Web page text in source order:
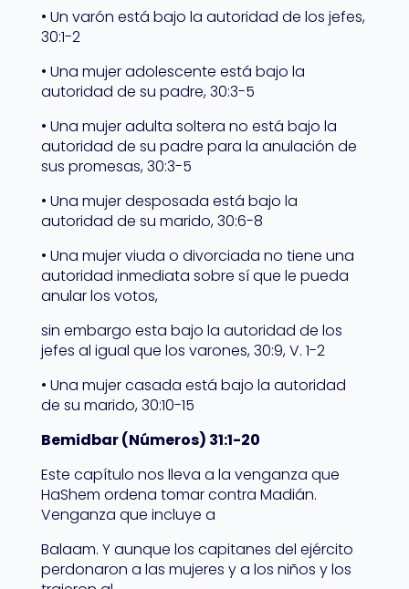
• Un varón está bajo la autoridad de los jefes,
30:1-2
• Una mujer adolescente está bajo la
autoridad de su padre, 30:3-5
• Una mujer adulta soltera no está bajo la
autoridad de su padre para la anulación de
sus promesas, 30:3-5
• Una mujer desposada está bajo la
autoridad de su marido, 30:6-8
• Una mujer viuda o divorciada no tiene una
autoridad inmediata sobre sí que le pueda
anular los votos,
sin embargo esta bajo la autoridad de los
jefes al igual que los varones, 30:9, V. 1-2
• Una mujer casada está bajo la autoridad
de su marido, 30:10-15
Bemidbar (Números) 31:1-20
Este capítulo nos lleva a la venganza que
HaShem ordena tomar contra Madián.
Venganza que incluye a
Balaam. Y aunque los capitanes del ejército
perdonaron a las mujeres y a los niños y los